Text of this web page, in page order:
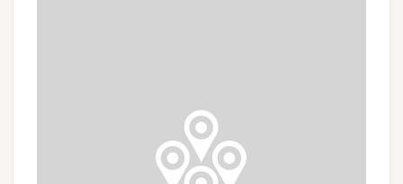
Folgen Sie uns